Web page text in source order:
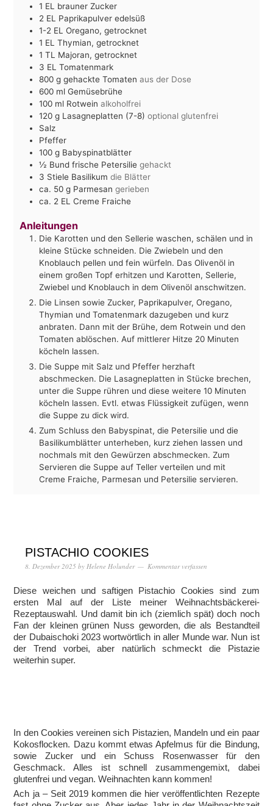
1 EL brauner Zucker
2 EL Paprikapulver edelsüß
1-2 EL Oregano, getrocknet
1 EL Thymian, getrocknet
1 TL Majoran, getrocknet
3 EL Tomatenmark
800 g gehackte Tomaten aus der Dose
600 ml Gemüsebrühe
100 ml Rotwein alkoholfrei
120 g Lasagneplatten (7-8) optional glutenfrei
Salz
Pfeffer
100 g Babyspinatblätter
½ Bund frische Petersilie gehackt
3 Stiele Basilikum die Blätter
ca. 50 g Parmesan gerieben
ca. 2 EL Creme Fraiche
Anleitungen
Die Karotten und den Sellerie waschen, schälen und in
kleine Stücke schneiden. Die Zwiebeln und den
Knoblauch pellen und fein würfeln. Das Olivenöl in
einem großen Topf erhitzen und Karotten, Sellerie,
Zwiebel und Knoblauch in dem Olivenöl anschwitzen.
Die Linsen sowie Zucker, Paprikapulver, Oregano,
Thymian und Tomatenmark dazugeben und kurz
anbraten. Dann mit der Brühe, dem Rotwein und den
Tomaten ablöschen. Auf mittlerer Hitze 20 Minuten
köcheln lassen.
Die Suppe mit Salz und Pfeffer herzhaft
abschmecken. Die Lasagneplatten in Stücke brechen,
unter die Suppe rühren und diese weitere 10 Minuten
köcheln lassen. Evtl. etwas Flüssigkeit zufügen, wenn
die Suppe zu dick wird.
Zum Schluss den Babyspinat, die Petersilie und die
Basilikumblätter unterheben, kurz ziehen lassen und
nochmals mit den Gewürzen abschmecken. Zum
Servieren die Suppe auf Teller verteilen und mit
Creme Fraiche, Parmesan und Petersilie servieren.
PISTACHIO COOKIES
8. Dezember 2025 by Helene Holunder Kommentar verfassen
Diese weichen und saftigen Pistachio Cookies sind zum
ersten Mal auf der Liste meiner Weihnachtsbäckerei-
Rezeptauswahl. Und damit bin ich (ziemlich spät) doch noch
Fan der kleinen grünen Nuss geworden, die als Bestandteil
der Dubaischoki 2023 wortwörtlich in aller Munde war. Nun ist
der Trend vorbei, aber natürlich schmeckt die Pistazie
weiterhin super.
In den Cookies vereinen sich Pistazien, Mandeln und ein paar
Kokosflocken. Dazu kommt etwas Apfelmus für die Bindung,
sowie Zucker und ein Schuss Rosenwasser für den
Geschmack. Alles ist schnell zusammengemixt, dabei
glutenfrei und vegan. Weihnachten kann kommen!
Ach ja – Seit 2019 kommen die hier veröffentlichten Rezepte